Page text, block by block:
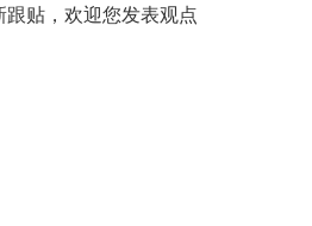
跟贴，欢迎您发表观点